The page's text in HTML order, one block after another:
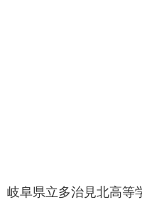
岐阜県立多治見北高等